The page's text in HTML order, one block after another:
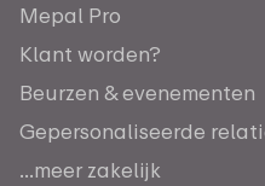
Mepal Pro
Klant worden?
Beurzen & evenementen
Gepersonaliseerde
...meer zakelijk